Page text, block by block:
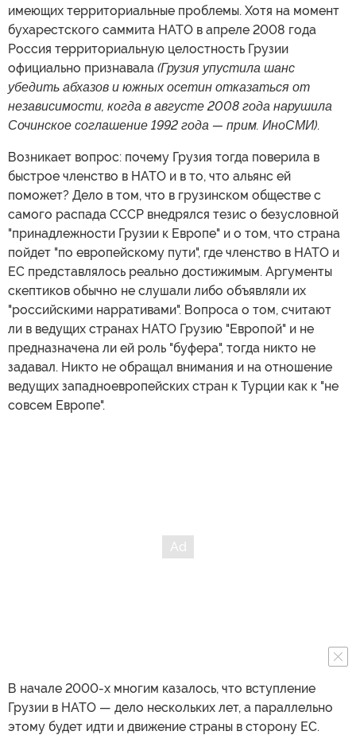
имеющих территориальные проблемы. Хотя на момент
бухарестского саммита НАТО в апреле 2008 года
Россия территориальную целостность Грузии
официально признавала (Грузия упустила шанс
убедить абхазов и южных осетин отказаться от
независимости, когда в августе 2008 года нарушила
Сочинское соглашение 1992 года — прим. ИноСМИ).
Возникает вопрос: почему Грузия тогда поверила в
быстрое членство в НАТО и в то, что альянс ей
поможет? Дело в том, что в грузинском обществе с
самого распада СССР внедрялся тезис о безусловной
"принадлежности Грузии к Европе" и о том, что страна
пойдет "по европейскому пути", где членство в НАТО и
ЕС представлялось реально достижимым. Аргументы
скептиков обычно не слушали либо объявляли их
"российскими нарративами". Вопроса о том, считают
ли в ведущих странах НАТО Грузию "Европой" и не
предназначена ли ей роль "буфера", тогда никто не
задавал. Никто не обращал внимания и на отношение
ведущих западноевропейских стран к Турции как к "не
совсем Европе".
В начале 2000-х многим казалось, что вступление
Грузии в НАТО — дело нескольких лет, а параллельно
этому будет идти и движение страны в сторону ЕС.